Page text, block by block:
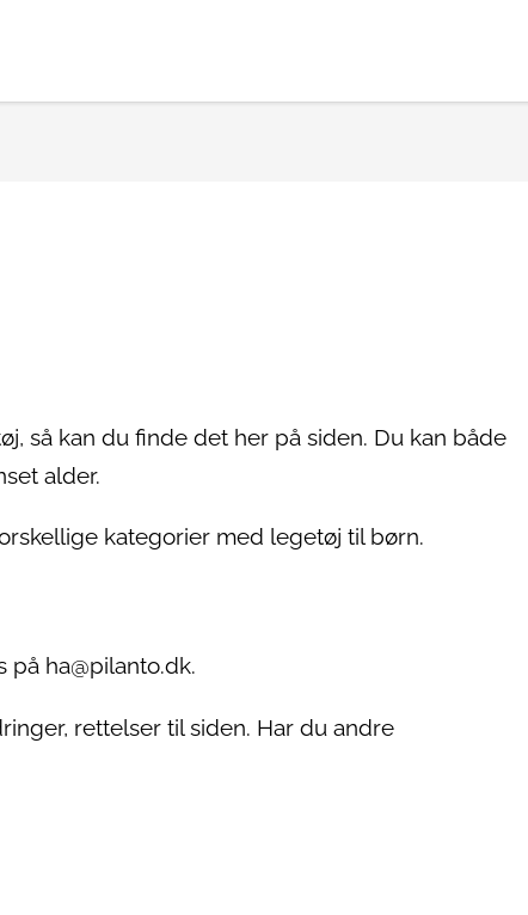
så kan du finde det her på siden. Du kan både
alder.
kategorier med legetøj til børn.
på ha@pilanto.dk.
rettelser til siden. Har du andre